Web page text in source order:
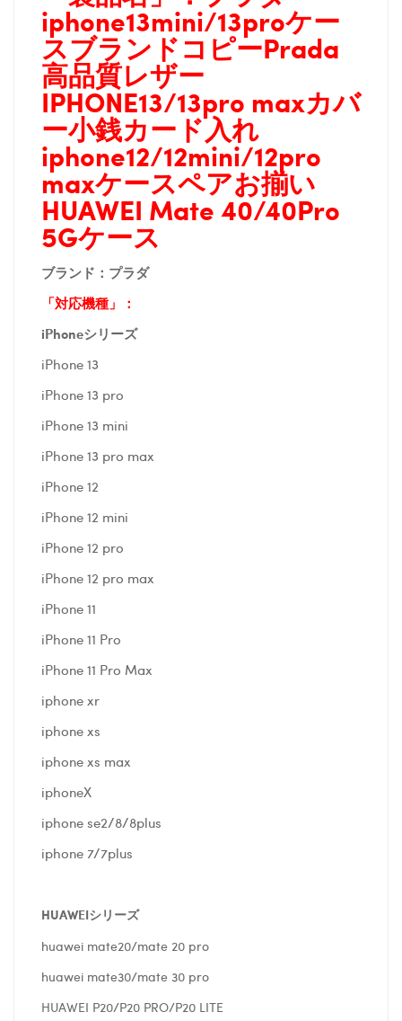
iphone13mini/13proケー
スブランドコピーPrada
高品質レザー
IPHONE13/13pro maxカバ
ー小銭カード入れ
iphone12/12mini/12pro
maxケースペアお揃い
HUAWEI Mate 40/40Pro
5Gケース
ブランド： プラダ
「対応機種」：
iPhoneシリーズ
iPhone 13
iPhone 13 pro
iPhone 13 mini
iPhone 13 pro max
iPhone 12
iPhone 12 mini
iPhone 12 pro
iPhone 12 pro max
iPhone 11
iPhone 11 Pro
iPhone 11 Pro Max
iphone xr
iphone xs
iphone xs max
iphoneX
iphone se2/8/8plus
iphone 7/7plus
HUAWEIシリーズ
huawei mate20/mate 20 pro
huawei mate30/mate 30 pro
HUAWEI P20/P20 PRO/P20 LITE